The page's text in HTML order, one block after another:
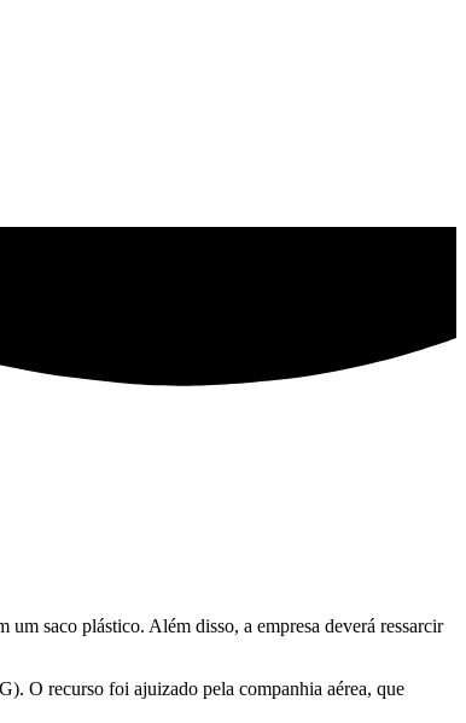
saco plástico. Além disso, a empresa deverá ressarcir
O recurso foi ajuizado pela companhia aérea, que